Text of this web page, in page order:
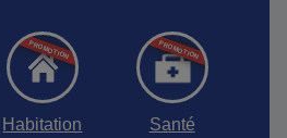
Habitation Santé